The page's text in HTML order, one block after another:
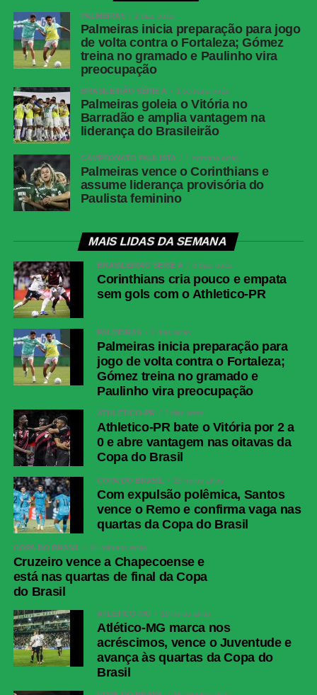
Evangelista (Andreas Pereira) e Felipe
Anderson (Allan); Riquelme Fillipi (Jhon Arias),
Vitor Roque (Ramón Sosa) e Flaco López.
Técnico: Abel Ferreira.
COMENTE ABAIXO:
WhatsApp
Facebook
Twitter
Share
PALMEIRAS 2 dias atrás
Palmeiras inicia preparação para jogo
de volta contra o Fortaleza; Gómez
treina no gramado e Paulinho vira
preocupação
BRASILEIRÃO SÉRIE A 1 semana atrás
Palmeiras goleia o Vitória no
Barradão e amplia vantagem na
liderança do Brasileirão
CAMPEONATO PAULISTA 1 semana atrás
Palmeiras vence o Corinthians e
assume liderança provisória do
Paulista feminino
MAIS LIDAS DA SEMANA
BRASILEIRÃO SÉRIE A 6 dias atrás
Corinthians cria pouco e empata
sem gols com o Athletico-PR
PALMEIRAS 2 dias atrás
Palmeiras inicia preparação para
jogo de volta contra o Fortaleza;
Gómez treina no gramado e
Paulinho vira preocupação
ATHLETICO-PR 2 dias atrás
Athletico-PR bate o Vitória por 2 a
0 e abre vantagem nas oitavas da
Copa do Brasil
COPA DO BRASIL 19 horas atrás
Com expulsão polêmica, Santos
vence o Remo e confirma vaga nas
quartas da Copa do Brasil
COPA DO BRASIL 24 minutos atrás
Cruzeiro vence a Chapecoense e
está nas quartas de final da Copa
do Brasil
ATLÉTICO-MG 19 horas atrás
Atlético-MG marca nos
acréscimos, vence o Juventude e
avança às quartas da Copa do
Brasil